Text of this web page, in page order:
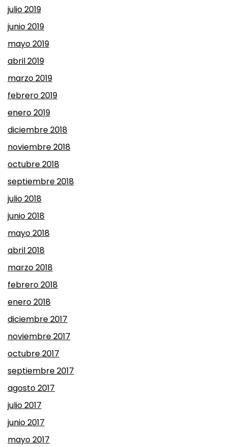
julio 2019
junio 2019
mayo 2019
abril 2019
marzo 2019
febrero 2019
enero 2019
diciembre 2018
noviembre 2018
octubre 2018
septiembre 2018
julio 2018
junio 2018
mayo 2018
abril 2018
marzo 2018
febrero 2018
enero 2018
diciembre 2017
noviembre 2017
octubre 2017
septiembre 2017
agosto 2017
julio 2017
junio 2017
mayo 2017